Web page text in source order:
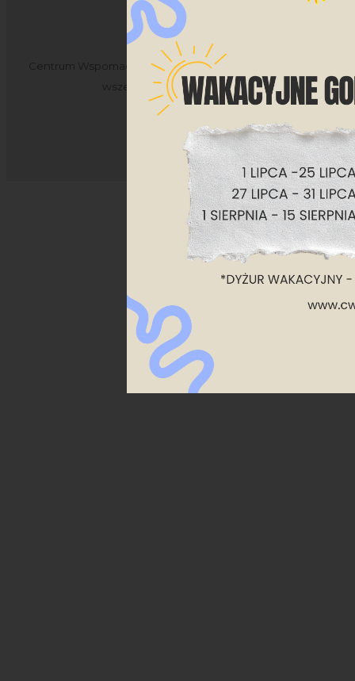
KADRA
Centrum Wspomagania Rozwoju Osobowości Sp. z o.o. -
wszelkie prawa zastrzeżone.
Projekt i wykonanie: